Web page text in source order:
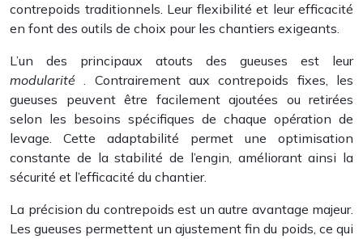
contrepoids traditionnels. Leur flexibilité et leur efficacité
en font des outils de choix pour les chantiers exigeants.
L’un des principaux atouts des gueuses est leur
modularité. Contrairement aux contrepoids fixes, les
gueuses peuvent être facilement ajoutées ou retirées
selon les besoins spécifiques de chaque opération de
levage. Cette adaptabilité permet une optimisation
constante de la stabilité de l’engin, améliorant ainsi la
sécurité et l’efficacité du chantier.
La précision du contrepoids est un autre avantage majeur.
Les gueuses permettent un ajustement fin du poids, ce qui